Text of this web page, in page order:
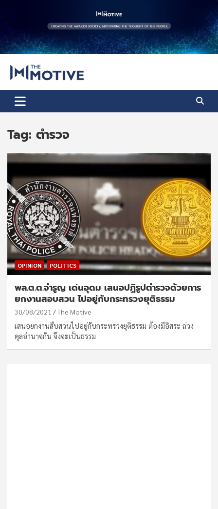
content
The Motive
Tag: ตำรวจ
OPINION POLITICS
พล.ต.ต.จำรูญ เด่นอุดม เสนอปฏิรูปตำรวจด้วยการ
ยกงานสอบสวน ไปอยู่กับกระทรวงยุติธรรม
30/08/2021 The Motive
เสนอยกงานสืบสวนไปอยู่กับกระทรวงยุติธรรม ต้องมีอิสระ ถ่วง
ดุลอำนาจกัน จึงจะเป็นธรรม